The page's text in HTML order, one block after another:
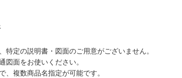
特定の説明書・図面のご用意がございません。
図面をお使いください。
、複数商品名指定が可能です。